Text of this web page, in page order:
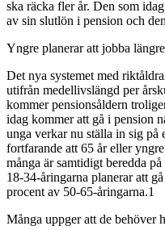
ska räcka fler år. Den som
av sin slutlön i pension och
Yngre planerar att jobba längre
Det nya systemet med
utifrån medellivslängd per
kommer pensionsåldern
idag kommer att gå i pension
unga verkar nu ställa in sig på
fortfarande att 65 år eller
många är samtidigt beredda
18-34-åringarna planerar att
procent av 50-65-åringarna.1
Många uppger att de behöver